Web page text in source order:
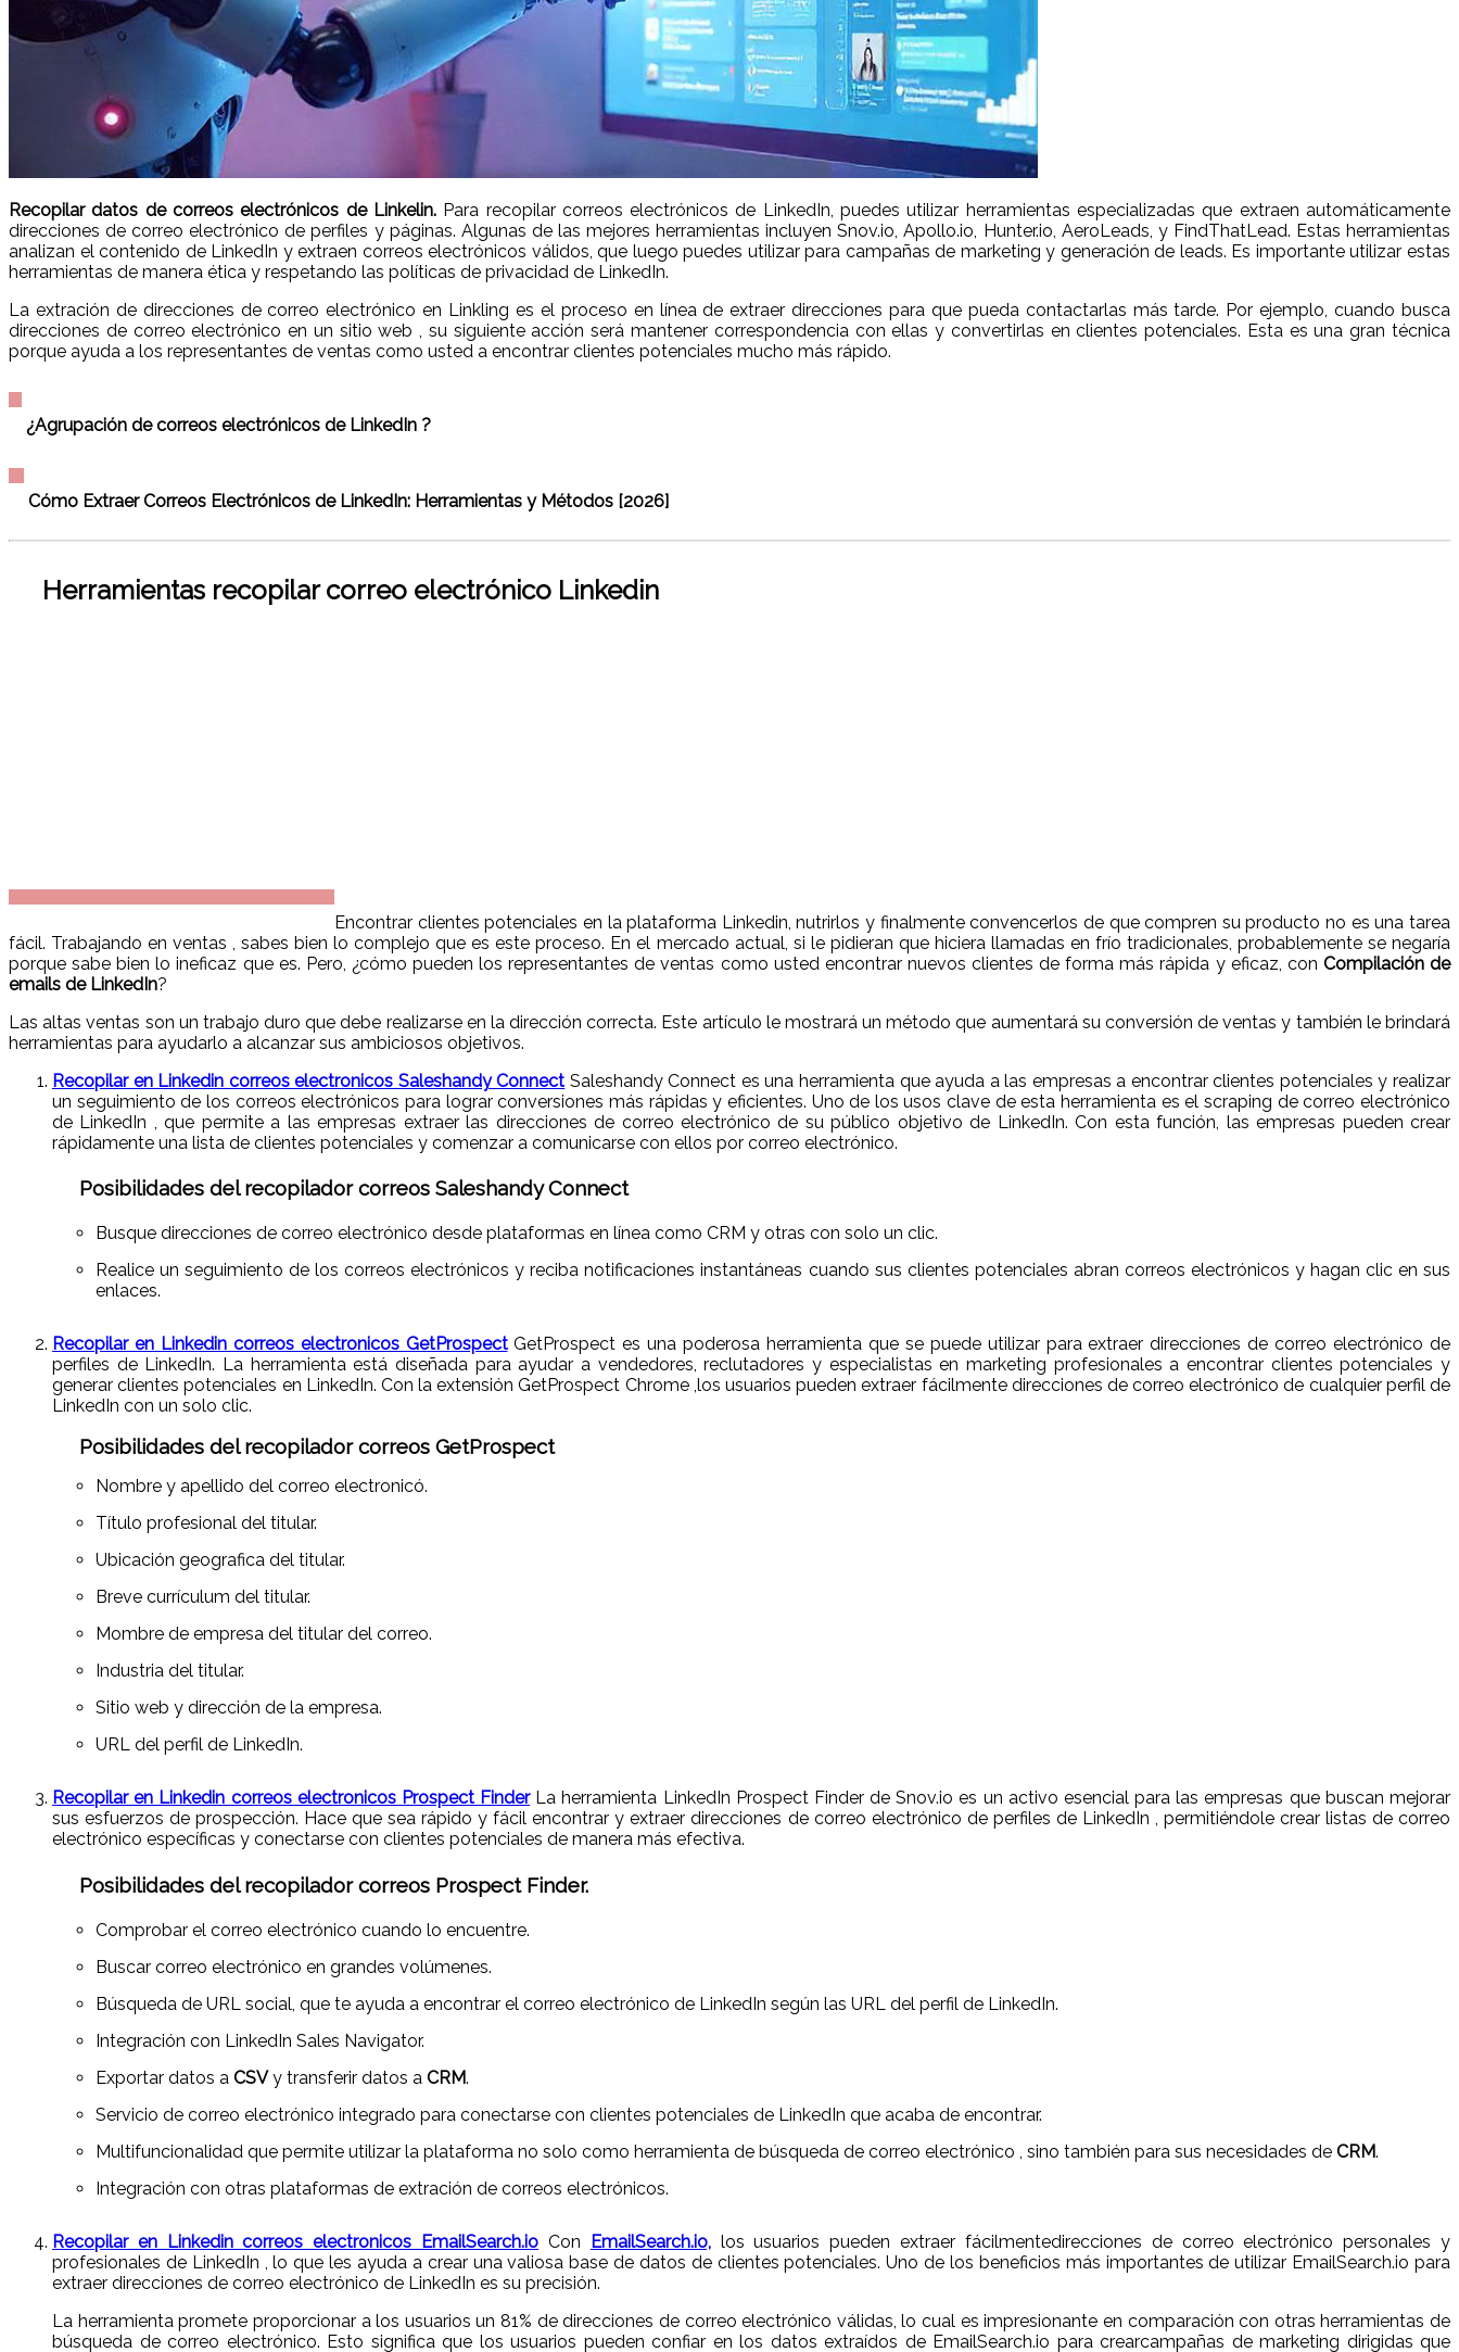
Recopilar datos de correos electrónicos de Linkelin.Para recopilar correos electrónicos de LinkedIn, puedes utilizar herramientas especializadas que extraen automáticamente
direcciones de correo electrónico de perfiles y páginas. Algunas de las mejores herramientas incluyen Snov.io, Apollo.io, Hunter.io, AeroLeads, y FindThatLead. Estas herramientas
analizan el contenido de LinkedIn y extraen correos electrónicos válidos, que luego puedes utilizar para campañas de marketing y generación de leads. Es importante utilizar estas
herramientas de manera ética y respetando las políticas de privacidad de LinkedIn.
La extración de direcciones de correo electrónico en Linkling es el proceso en línea de extraer direcciones para que pueda contactarlas más tarde. Por ejemplo, cuando busca
direcciones de correo electrónico en un sitio web , su siguiente acción será mantener correspondencia con ellas y convertirlas en clientes potenciales. Esta es una gran técnica
porque ayuda a los representantes de ventas como usted a encontrar clientes potenciales mucho más rápido.
¿Agrupación de correos electrónicos de LinkedIn ?
Cómo Extraer Correos Electrónicos de LinkedIn: Herramientas y Métodos [2026]
Herramientas recopilar correo electrónico Linkedin
Encontrar clientes potenciales en la plataforma Linkedin, nutrirlos y finalmente convencerlos de que compren su producto no es una tarea
fácil. Trabajando en ventas , sabes bien lo complejo que es este proceso. En el mercado actual, si le pidieran que hiciera llamadas en frío tradicionales, probablemente se negaría
porque sabe bien lo ineficaz que es. Pero, ¿cómo pueden los representantes de ventas como usted encontrar nuevos clientes de forma más rápida y eficaz, con Compilación de
emails de LinkedIn?
Las altas ventas son un trabajo duro que debe realizarse en la dirección correcta. Este artículo le mostrará un método que aumentará su conversión de ventas y también le brindará
herramientas para ayudarlo a alcanzar sus ambiciosos objetivos.
Recopilar en Linkedin correos electronicos Saleshandy Connect Saleshandy Connect es una herramienta que ayuda a las empresas a encontrar clientes potenciales y realizar
un seguimiento de los correos electrónicos para lograr conversiones más rápidas y eficientes. Uno de los usos clave de esta herramienta es el scraping de correo electrónico
de LinkedIn , que permite a las empresas extraer las direcciones de correo electrónico de su público objetivo de LinkedIn. Con esta función, las empresas pueden crear
rápidamente una lista de clientes potenciales y comenzar a comunicarse con ellos por correo electrónico.
Posibilidades del recopilador correos Saleshandy Connect
Busque direcciones de correo electrónico desde plataformas en línea como CRM y otras con solo un clic.
Realice un seguimiento de los correos electrónicos y reciba notificaciones instantáneas cuando sus clientes potenciales abran correos electrónicos y hagan clic en sus
enlaces.
Recopilar en Linkedin correos electronicos GetProspect GetProspect es una poderosa herramienta que se puede utilizar para extraer direcciones de correo electrónico de
perfiles de LinkedIn. La herramienta está diseñada para ayudar a vendedores, reclutadores y especialistas en marketing profesionales a encontrar clientes potenciales y
generar clientes potenciales en LinkedIn. Con la extensión GetProspect Chrome ,los usuarios pueden extraer fácilmente direcciones de correo electrónico de cualquier perfil de
LinkedIn con un solo clic.
Posibilidades del recopilador correos GetProspect
Nombre y apellido del correo electronicó.
Título profesional del titular.
Ubicación geografica del titular.
Breve currículum del titular.
Mombre de empresa del titular del correo.
Industria del titular.
Sitio web y dirección de la empresa.
URL del perfil de LinkedIn.
Recopilar en Linkedin correos electronicos Prospect FinderLa herramienta LinkedIn Prospect Finder de Snov.io es un activo esencial para las empresas que buscan mejorar
sus esfuerzos de prospección. Hace que sea rápido y fácil encontrar y extraer direcciones de correo electrónico de perfiles de LinkedIn , permitiéndole crear listas de correo
electrónico específicas y conectarse con clientes potenciales de manera más efectiva.
Posibilidades del recopilador correos Prospect Finder.
Comprobar el correo electrónico cuando lo encuentre.
Buscar correo electrónico en grandes volúmenes.
Búsqueda de URL social, que te ayuda a encontrar el correo electrónico de LinkedIn según las URL del perfil de LinkedIn.
Integración con LinkedIn Sales Navigator.
Exportar datos a CSVy transferir datos a CRM.
Servicio de correo electrónico integrado para conectarse con clientes potenciales de LinkedIn que acaba de encontrar.
Multifuncionalidad que permite utilizar la plataforma no solo como herramienta de búsqueda de correo electrónico , sino también para sus necesidades de CRM.
Integración con otras plataformas de extración de correos electrónicos.
Recopilar en Linkedin correos electronicos EmailSearch.io Con EmailSearch.io,los usuarios pueden extraer fácilmentedirecciones de correo electrónico personales y
profesionales de LinkedIn , lo que les ayuda a crear una valiosa base de datos de clientes potenciales. Uno de los beneficios más importantes de utilizar EmailSearch.io para
extraer direcciones de correo electrónico de LinkedIn es su precisión.
La herramienta promete proporcionar a los usuarios un 81% de direcciones de correo electrónico válidas, lo cual es impresionante en comparación con otras herramientas de
búsqueda de correo electrónico. Esto significa que los usuarios pueden confiar en los datos extraídos de EmailSearch.io para crearcampañas de marketing dirigidas que